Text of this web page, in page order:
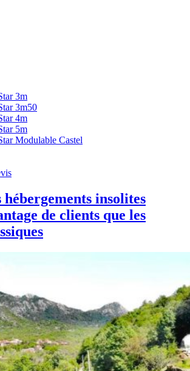
3m
3m50
4m
5m
Modulable Castel
insolites
de clients que les